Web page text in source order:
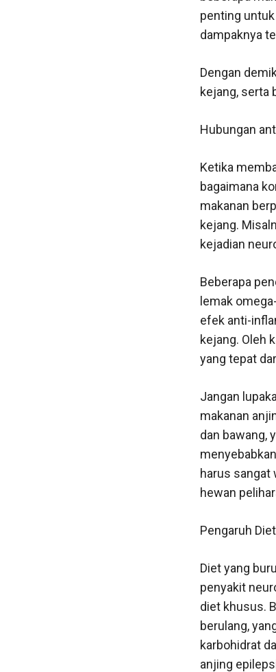
penting
dampaknya
Dengan
kejang, serta
Hubungan
Ketika
bagaimana
makanan
kejang.
kejadian
Beberapa
lemak
efek anti-
kejang. Oleh
yang tepat
Jangan
makanan
dan bawang,
harus sangat
hewan
Pengaruh
Diet yang
penyakit
diet khusus.
berulang,
karbohidrat
anjing